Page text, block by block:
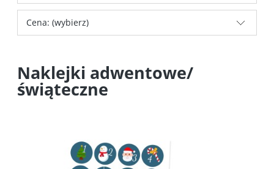
Cena: (wybierz)
Naklejki adwentowe/
świąteczne